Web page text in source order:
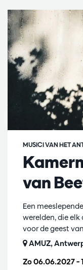
van
MUSICI VAN HET
Zo 06.06.2027–
Een
werelden, die
voor de geest
AMUZ,